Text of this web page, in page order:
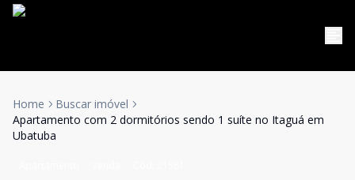
Home
Buscar imóvel
Apartamento com 2 dormitórios sendo 1 suíte no Itaguá em
Ubatuba